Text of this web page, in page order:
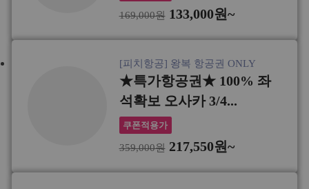
169,000원 133,000원~
[피치항공] 왕복 항공권 ONLY
★특가항공권★ 100% 좌
석확보 오사카 3/4...
쿠폰적용가
359,000원 217,550원~